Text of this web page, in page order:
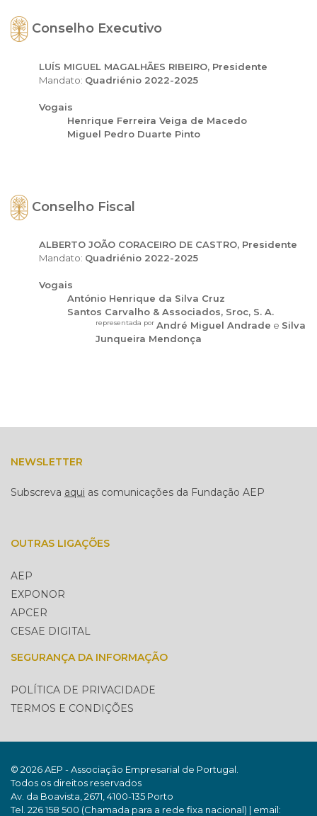
Conselho Executivo
LUÍS MIGUEL MAGALHÃES RIBEIRO, Presidente
Mandato: Quadriénio 2022-2025
Vogais
Henrique Ferreira Veiga de Macedo
Miguel Pedro Duarte Pinto
Conselho Fiscal
ALBERTO JOÃO CORACEIRO DE CASTRO, Presidente
Mandato: Quadriénio 2022-2025
Vogais
António Henrique da Silva Cruz
Santos Carvalho & Associados, Sroc, S. A.
representada por André Miguel Andrade e Silva
Junqueira Mendonça
NEWSLETTER
Subscreva aqui as comunicações da Fundação AEP
OUTRAS LIGAÇÕES
AEP
EXPONOR
APCER
CESAE DIGITAL
SEGURANÇA DA INFORMAÇÃO
POLÍTICA DE PRIVACIDADE
TERMOS E CONDIÇÕES
© 2026 AEP - Associação Empresarial de Portugal.
Todos os direitos reservados
Av. da Boavista, 2671, 4100-135 Porto
Tel. 226 158 500 (Chamada para a rede fixa nacional) | email: